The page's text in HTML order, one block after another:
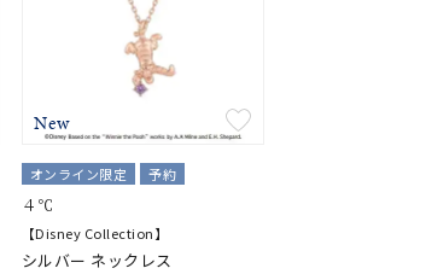
New
オンライン限定 予約
４℃
【Disney Collection】
シルバー ネックレス